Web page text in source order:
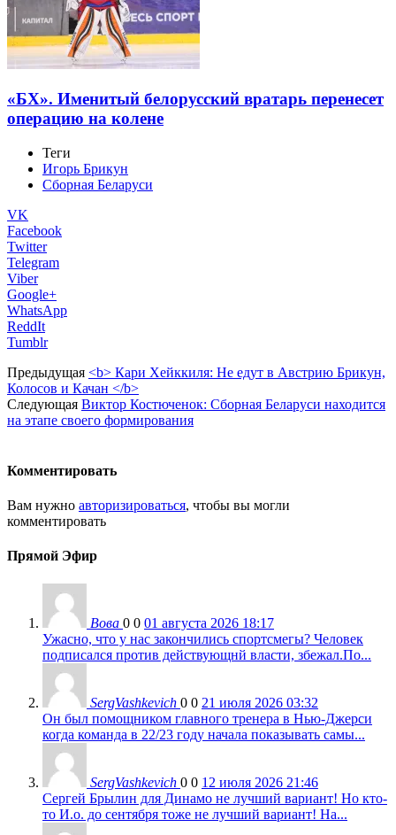
«БХ». Именитый белорусский вратарь перенесет
операцию на колене
Теги
Игорь Брикун
Сборная Беларуси
VK
Facebook
Twitter
Telegram
Viber
Google+
WhatsApp
ReddIt
Tumblr
Предыдущая <b> Кари Хейккиля: Не едут в Австрию Брикун,
Колосов и Качан </b>
Следующая Виктор Костюченок: Сборная Беларуси находится
на этапе своего формирования
Комментировать
Вам нужно авторизироваться, чтобы вы могли
комментировать
Прямой Эфир
Вова 0 0 01 августа 2026 18:17
Ужасно, что у нас закончились спортсмегы? Человек
подписался против действующнй власти, збежал.По...
SergVashkevich 0 0 21 июля 2026 03:32
Он был помощником главного тренера в Нью-Джерси
когда команда в 22/23 году начала показывать самы...
SergVashkevich 0 0 12 июля 2026 21:46
Сергей Брылин для Динамо не лучший вариант! Но кто-
то И.о. до сентября тоже не лучший вариант! На...